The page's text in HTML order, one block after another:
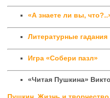
«А знаете ли вы,
Литературные гадания
Игра «Собери пазл»
«Читая Пушкина»
Пушкин. Жизнь и творчество